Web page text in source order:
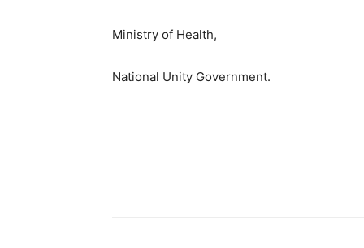
Ministry of Health,
National Unity Government.